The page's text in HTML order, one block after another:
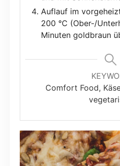
Auflauf im
200 °C (Ober-/
Minuten goldbraun
Comfort Food,